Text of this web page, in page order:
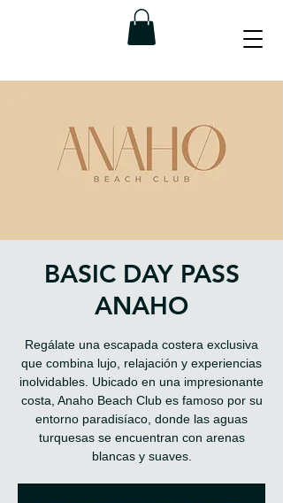
BASIC DAY PASS
ANAHO
Regálate una escapada costera exclusiva
que combina lujo, relajación y experiencias
inolvidables. Ubicado en una impresionante
costa, Anaho Beach Club es famoso por su
entorno paradisíaco, donde las aguas
turquesas se encuentran con arenas
blancas y suaves.